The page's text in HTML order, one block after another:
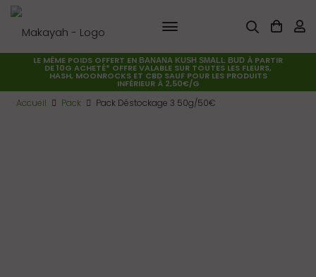
LE MÊME POIDS OFFERT EN BANANA KUSH SMALL BUD À PARTIR
DE 10G ACHETÉ* OFFRE VALABLE SUR TOUTES LES FLEURS,
HASH, MOONROCKS ET CBD SAUF POUR LES PRODUITS
INFÉRIEUR À 2,50€/G
Accueil Pack Pack Déstockage 3 50g/50€